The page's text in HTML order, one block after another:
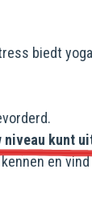
biedt yoga
niveau kunt
en vind